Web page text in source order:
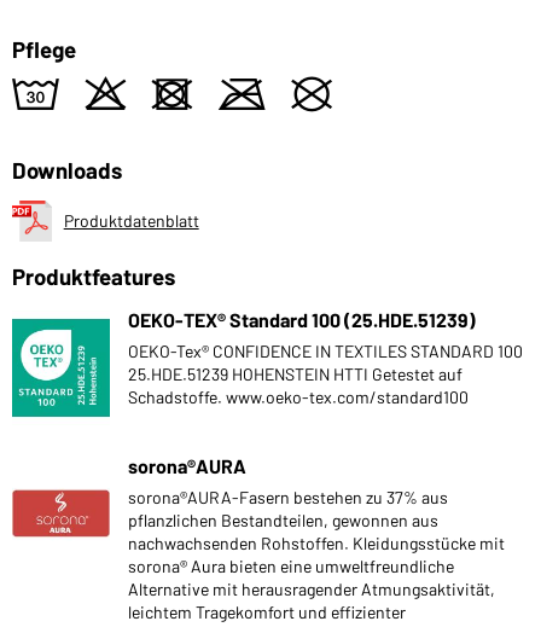
Pflege
w o d m U
Downloads
Produktdatenblatt
Produktfeatures
OEKO-TEX® Standard 100 (25.HDE.51239)
OEKO-Tex® CONFIDENCE IN TEXTILES STANDARD 100
25.HDE.51239 HOHENSTEIN HTTI Getestet auf
Schadstoffe. www.oeko-tex.com/standard100
sorona®AURA
sorona®AURA-Fasern bestehen zu 37% aus
pflanzlichen Bestandteilen, gewonnen aus
nachwachsenden Rohstoffen. Kleidungsstücke mit
sorona® Aura bieten eine umweltfreundliche
Alternative mit herausragender Atmungsaktivität,
leichtem Tragekomfort und effizienter